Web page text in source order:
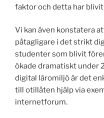
faktor och detta har
Vi kan även konstatera
påtagligare i det strikt
studenter som blivit
ökade dramatiskt under
digital läromiljö är det
till otillåten hjälp via
internetforum.